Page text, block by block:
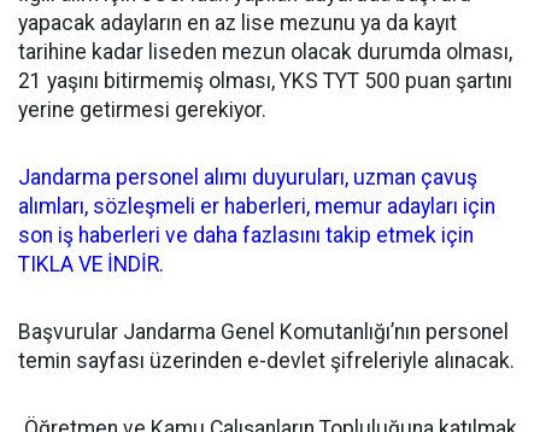
yapacak adayların en az lise mezunu ya da kayıt
tarihine kadar liseden mezun olacak durumda olması,
21 yaşını bitirmemiş olması, YKS TYT 500 puan şartını
yerine getirmesi gerekiyor.
Jandarma personel alımı duyuruları, uzman çavuş
alımları, sözleşmeli er haberleri, memur adayları için
son iş haberleri ve daha fazlasını takip etmek için
TIKLA VE İNDİR.
Başvurular Jandarma Genel Komutanlığı’nın personel
temin sayfası üzerinden e-devlet şifreleriyle alınacak.